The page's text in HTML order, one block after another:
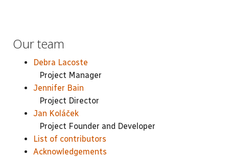
Our team
Debra Lacoste
Project Manager
Jennifer Bain
Project Director
Jan Koláček
Project Founder and Developer
List of contributors
Acknowledgements